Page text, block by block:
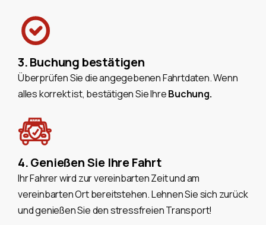
3. Buchung bestätigen
Überprüfen Sie die angegebenen Fahrtdaten. Wenn
alles korrekt ist, bestätigen Sie IhreBuchung.
4. Genießen Sie Ihre Fahrt
Ihr Fahrer wird zur vereinbarten Zeit und am
vereinbarten Ort bereitstehen. Lehnen Sie sich zurück
und genießen Sie den stressfreien Transport!